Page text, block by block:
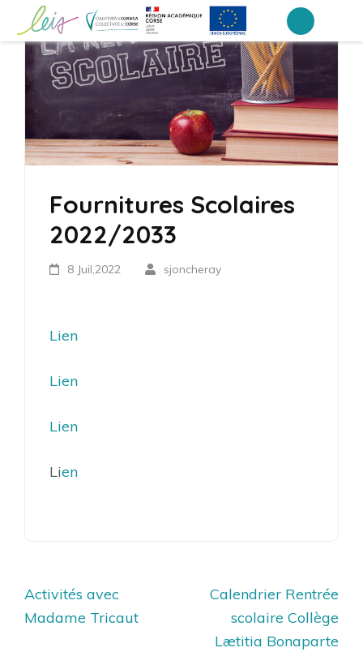
contenu
(Pressez
Entrée)
Collège Laetitia Bonaparte – Ajaccio
Fournitures Scolaires
2022/2033
8 Juil,2022 sjoncheray
Lien
Lien
Lien
Lien
Navigation
de
Activités avec
Madame Tricaut
Calendrier Rentrée
scolaire Collège
Lætitia Bonaparte